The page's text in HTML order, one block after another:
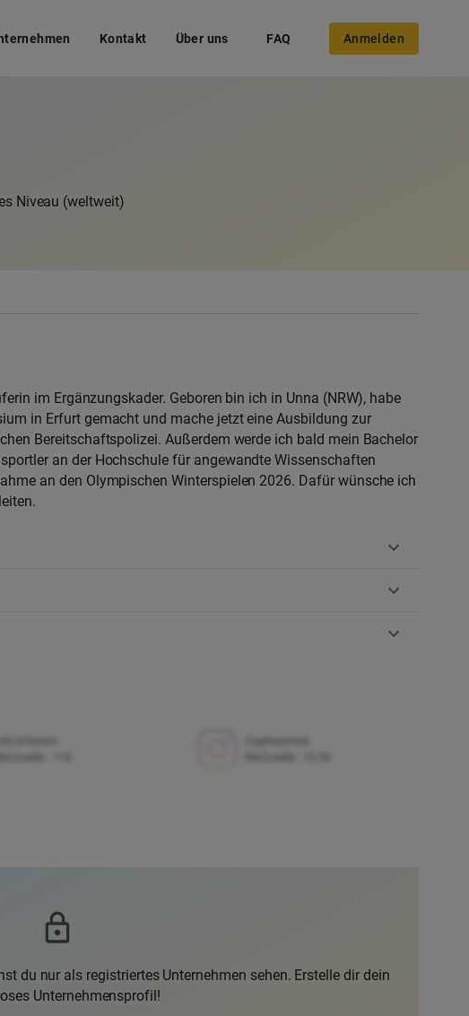
Kontakt Über uns FAQ Anmelden
Niveau (weltweit)
im Ergänzungskader. Geboren bin ich in Unna (NRW), habe
in Erfurt gemacht und mache jetzt eine Ausbildung zur
Bereitschaftspolizei. Außerdem werde ich bald mein Bachelor
an der Hochschule für angewandte Wissenschaften
an den Olympischen Winterspielen 2026. Dafür wünsche ich
du nur als registriertes Unternehmen sehen. Erstelle dir dein
Unternehmensprofil!